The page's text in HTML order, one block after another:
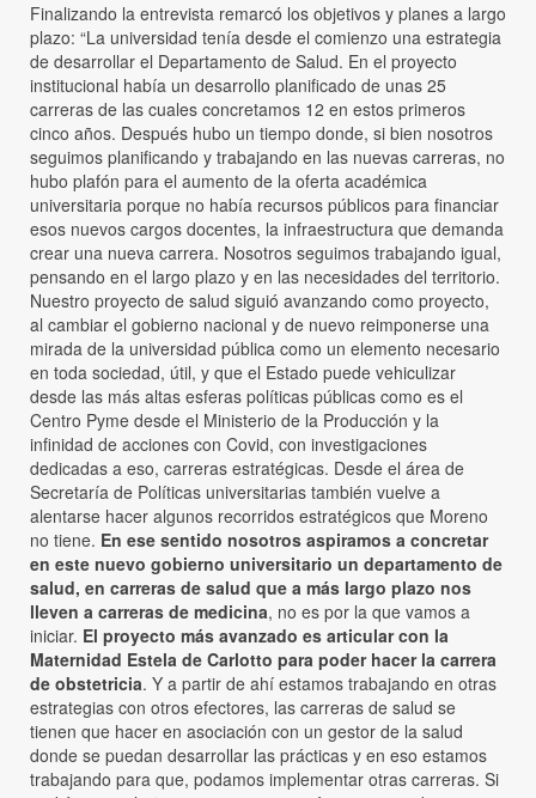
Finalizando la entrevista remarcó los objetivos y planes a largo
plazo: “La universidad tenía desde el comienzo una estrategia
de desarrollar el Departamento de Salud. En el proyecto
institucional había un desarrollo planificado de unas 25
carreras de las cuales concretamos 12 en estos primeros
cinco años. Después hubo un tiempo donde, si bien nosotros
seguimos planificando y trabajando en las nuevas carreras, no
hubo plafón para el aumento de la oferta académica
universitaria porque no había recursos públicos para financiar
esos nuevos cargos docentes, la infraestructura que demanda
crear una nueva carrera. Nosotros seguimos trabajando igual,
pensando en el largo plazo y en las necesidades del territorio.
Nuestro proyecto de salud siguió avanzando como proyecto,
al cambiar el gobierno nacional y de nuevo reimponerse una
mirada de la universidad pública como un elemento necesario
en toda sociedad, útil, y que el Estado puede vehiculizar
desde las más altas esferas políticas públicas como es el
Centro Pyme desde el Ministerio de la Producción y la
infinidad de acciones con Covid, con investigaciones
dedicadas a eso, carreras estratégicas. Desde el área de
Secretaría de Políticas universitarias también vuelve a
alentarse hacer algunos recorridos estratégicos que Moreno
no tiene. En ese sentido nosotros aspiramos a concretar
en este nuevo gobierno universitario un departamento de
salud, en carreras de salud que a más largo plazo nos
lleven a carreras de medicina, no es por la que vamos a
iniciar. El proyecto más avanzado es articular con la
Maternidad Estela de Carlotto para poder hacer la carrera
de obstetricia. Y a partir de ahí estamos trabajando en otras
estrategias con otros efectores, las carreras de salud se
tienen que hacer en asociación con un gestor de la salud
donde se puedan desarrollar las prácticas y en eso estamos
trabajando para que, podamos implementar otras carreras. Si